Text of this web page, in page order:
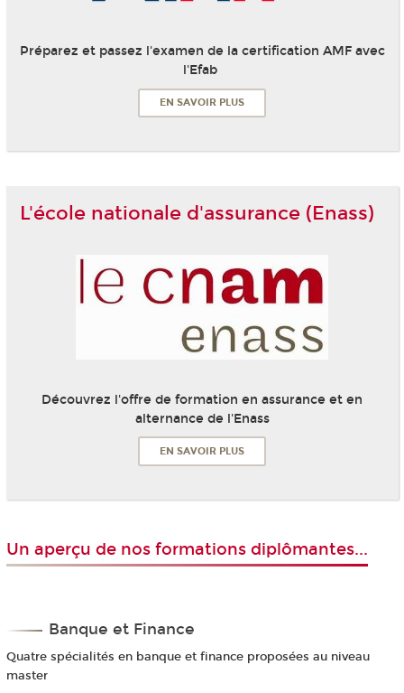
Préparez et passez l'examen de la certification AMF avec
l'Efab
EN SAVOIR PLUS
L'école nationale d'assurance (Enass)
Découvrez l'offre de formation en assurance et en
alternance de l'Enass
EN SAVOIR PLUS
Un aperçu de nos formations diplômantes...
Banque et Finance
Quatre spécialités en banque et finance proposées au niveau
master